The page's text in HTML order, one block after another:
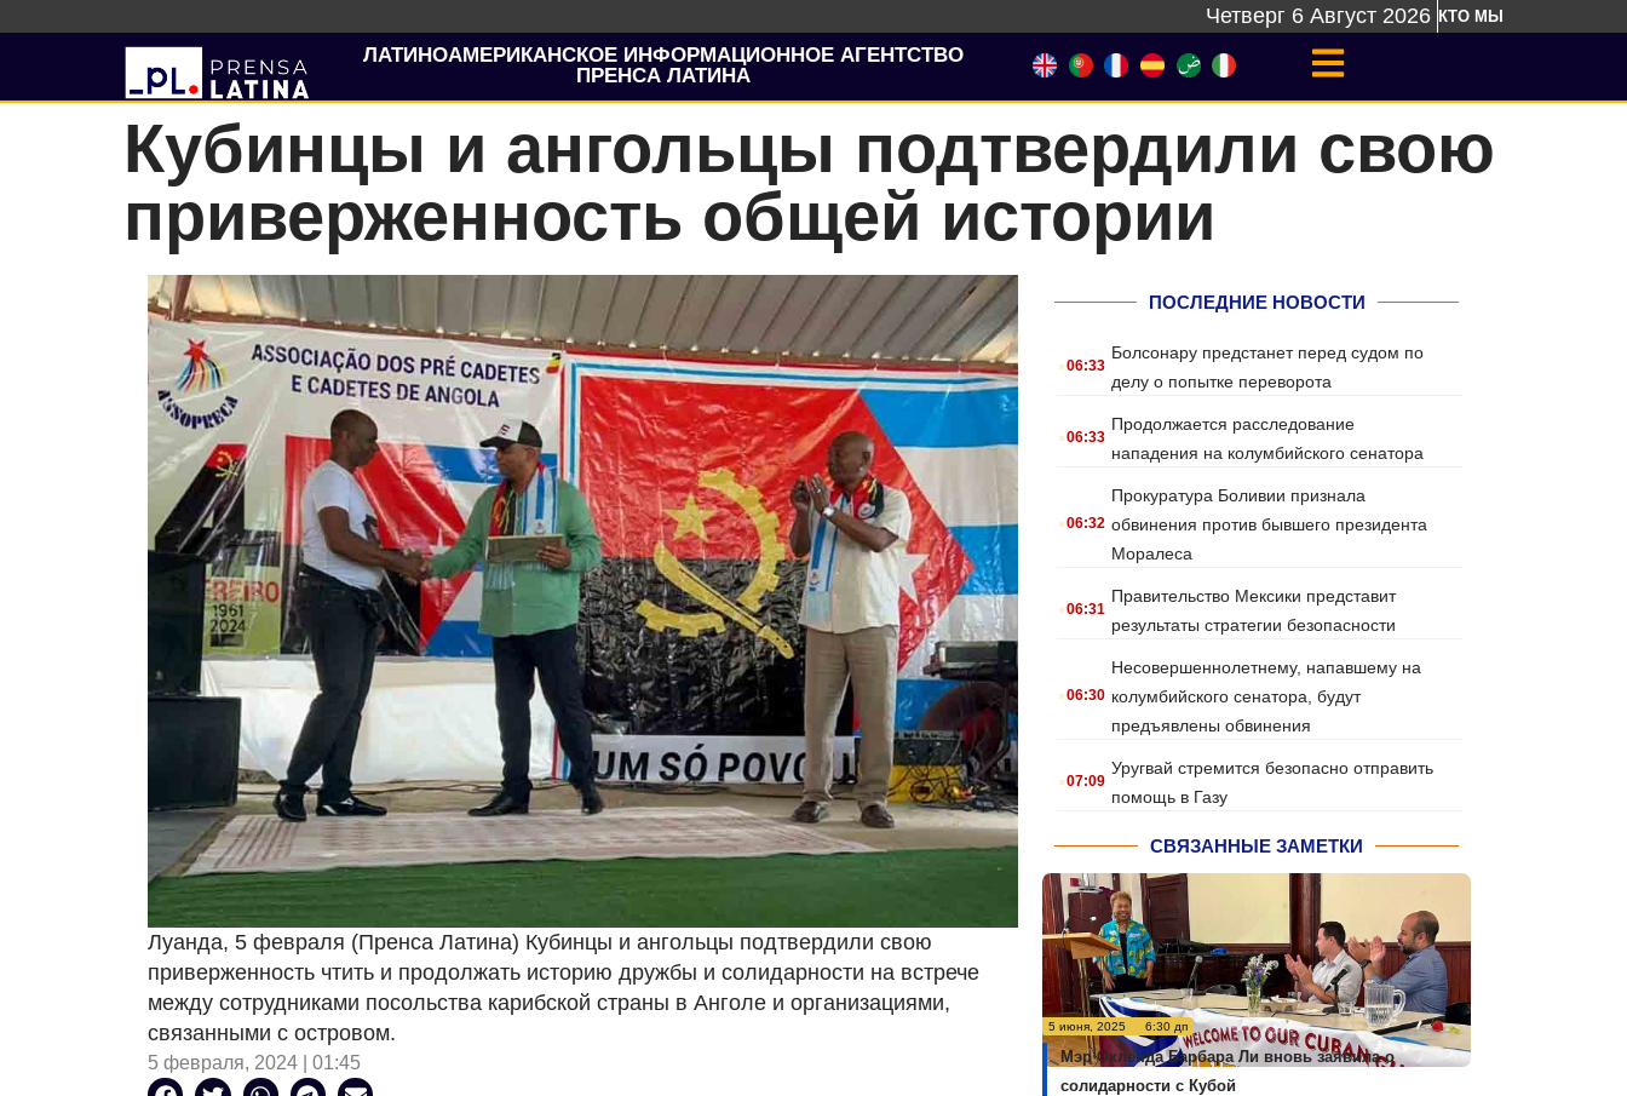
Четверг 6 Август 2026 КТО МЫ
ЛАТИНОАМЕРИКАНСКОЕ ИНФОРМАЦИОННОЕ АГЕНТСТВО
ПРЕНСА ЛАТИНА
Кубинцы и ангольцы подтвердили свою
приверженность общей истории
Луанда, 5 февраля (Пренса Латина) Кубинцы и ангольцы подтвердили свою
приверженность чтить и продолжать историю дружбы и солидарности на встрече
между сотрудниками посольства карибской страны в Анголе и организациями,
связанными с островом.
5 февраля, 2024 | 01:45
ПОСЛЕДНИЕ НОВОСТИ
.06:33
Болсонару предстанет перед судом по
делу о попытке переворота
.06:33
Продолжается расследование
нападения на колумбийского сенатора
.06:32
Прокуратура Боливии признала
обвинения против бывшего президента
Моралеса
.06:31
Правительство Мексики представит
результаты стратегии безопасности
.06:30
Несовершеннолетнему, напавшему на
колумбийского сенатора, будут
предъявлены обвинения
.07:09
Уругвай стремится безопасно отправить
помощь в Газу
СВЯЗАННЫЕ ЗАМЕТКИ
5 июня, 2025 6:30 дп
Мэр Окленда Барбара Ли вновь заявила о
солидарности с Кубой